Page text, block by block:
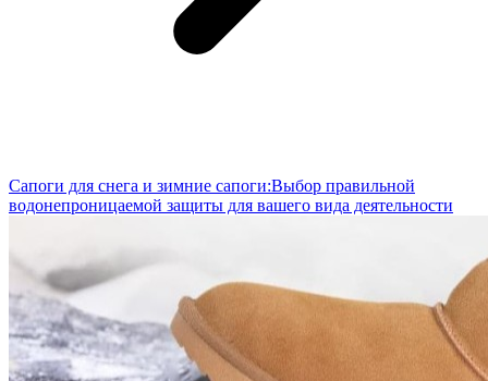
Сапоги для снега и зимние сапоги:Выбор правильной
водонепроницаемой защиты для вашего вида деятельности